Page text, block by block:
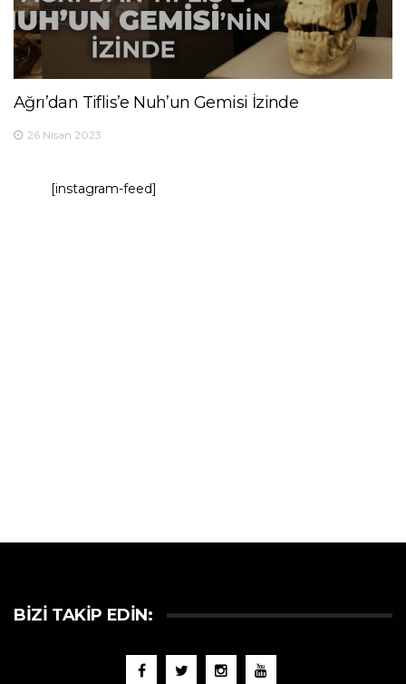
Ağrı’dan Tiflis’e Nuh’un Gemisi İzinde
26 Nisan 2023
[instagram-feed]
BIZI TAKIP EDIN: